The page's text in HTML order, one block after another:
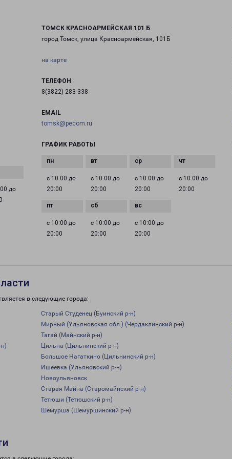
до
ТОМСК КРАСНОАРМЕЙСКАЯ 101 Б
город Томск, улица Красноармейская, 101Б
на карте
ТЕЛЕФОН
8(3822) 283-338
EMAIL
tomsk@pecom.ru
ГРАФИК РАБОТЫ
с 10:00 до
20:00
с 10:00 до
20:00
с 10:00 до
20:00
с 10:00 до
20:00
с 10:00 до
20:00
с 10:00 до
20:00
с 10:00 до
20:00
в следующие города:
Старый Студенец (Буинский р-н)
Мирный (Ульяновская обл.) (Чердаклинский р-н)
Тагай (Майнский р-н)
Цильна (Цильнинский р-н)
Большое Нагаткино (Цильнинский р-н)
Ишеевка (Ульяновский р-н)
Новоульяновск
Старая Майна (Старомайнский р-н)
Тетюши (Тетюшский р-н)
Шемурша (Шемуршинский р-н)